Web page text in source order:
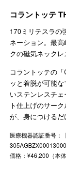
コラントッテ
170ミリテスラの
ネーション。最
クの磁気ネックレ
コラントッテの
ッと着脱が可能
いステンレスチ
ト仕上げのサー
が、身につけるだ
医療機器認証番号：
305AGBZX00013000
価格：¥46,200（本